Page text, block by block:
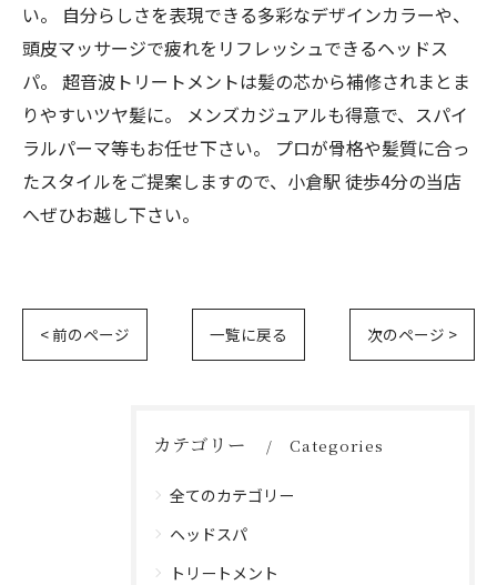
い。 自分らしさを表現できる多彩なデザインカラーや、
頭皮マッサージで疲れをリフレッシュできるヘッドス
パ。 超音波トリートメントは髪の芯から補修されまとま
りやすいツヤ髪に。 メンズカジュアルも得意で、スパイ
ラルパーマ等もお任せ下さい。 プロが骨格や髪質に合っ
たスタイルをご提案しますので、小倉駅 徒歩4分の当店
へぜひお越し下さい。
< 前のページ 一覧に戻る 次のページ >
カテゴリー Categories
全てのカテゴリー
ヘッドスパ
トリートメント